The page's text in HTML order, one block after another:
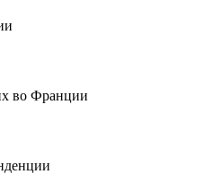
во Франции